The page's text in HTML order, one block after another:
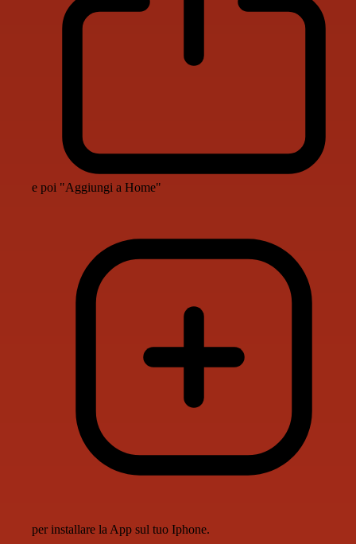
e poi "Aggiungi a Home"
per installare la App sul tuo Iphone.